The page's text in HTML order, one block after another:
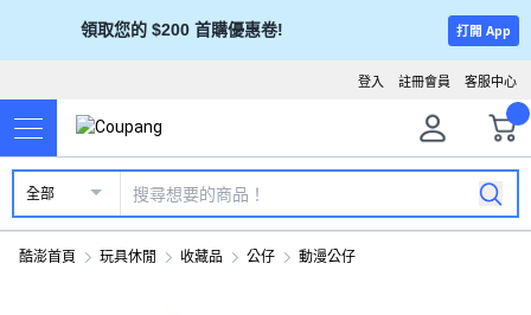
領取您的 $200 首購優惠卷! 打開 App
客服中心
註冊會員
登入
全部
酷澎首頁 玩具休閒 收藏品 公仔 動漫公仔